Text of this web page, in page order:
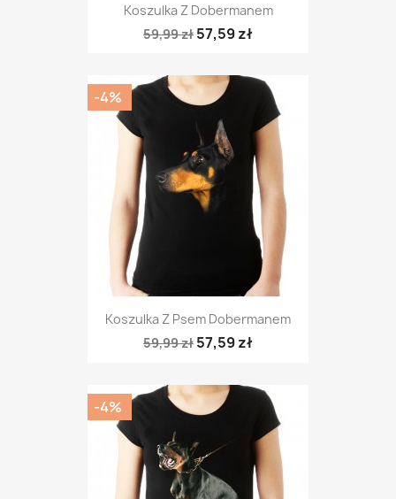
Koszulka Z Dobermanem
59,99 zł 57,59 zł
Koszulka Z Psem Dobermanem
59,99 zł 57,59 zł
-4%
-4%